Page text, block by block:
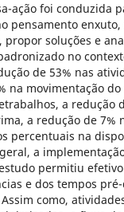
ação foi conduzida
pensamento
soluções e
no
de 53% nas
na movimentação
a redução
a redução de 7%
percentuais na
a
permitiu
e dos tempos
como,